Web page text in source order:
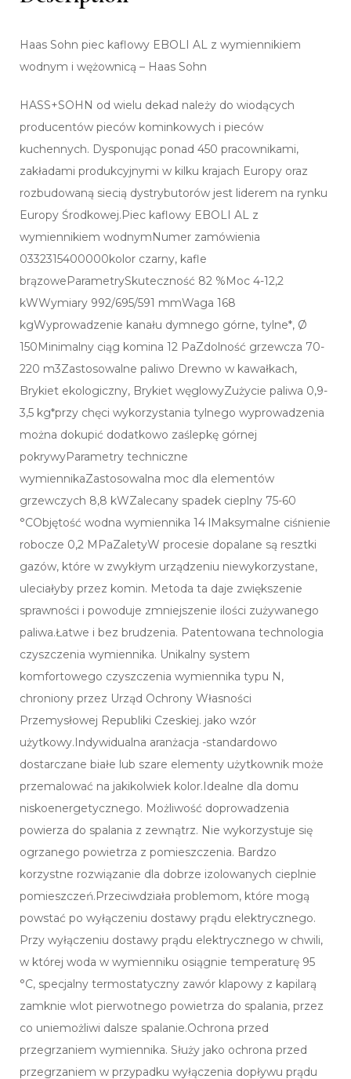
Haas Sohn piec kaflowy EBOLI AL z wymiennikiem
wodnym i wężownicą – Haas Sohn
HASS+SOHN od wielu dekad należy do wiodących
producentów pieców kominkowych i pieców
kuchennych. Dysponując ponad 450 pracownikami,
zakładami produkcyjnymi w kilku krajach Europy oraz
rozbudowaną siecią dystrybutorów jest liderem na rynku
Europy Środkowej.Piec kaflowy EBOLI AL z
wymiennikiem wodnymNumer zamówienia
0332315400000kolor czarny, kafle
brązoweParametrySkuteczność 82 %Moc 4-12,2
kWWymiary 992/695/591 mmWaga 168
kgWyprowadzenie kanału dymnego górne, tylne*, Ø
150Minimalny ciąg komina 12 PaZdolność grzewcza 70-
220 m3Zastosowalne paliwo Drewno w kawałkach,
Brykiet ekologiczny, Brykiet węglowyZużycie paliwa 0,9-
3,5 kg*przy chęci wykorzystania tylnego wyprowadzenia
można dokupić dodatkowo zaślepkę górnej
pokrywyParametry techniczne
wymiennikaZastosowalna moc dla elementów
grzewczych 8,8 kWZalecany spadek cieplny 75-60
°CObjętość wodna wymiennika 14 lMaksymalne ciśnienie
robocze 0,2 MPaZaletyW procesie dopalane są resztki
gazów, które w zwykłym urządzeniu niewykorzystane,
uleciałyby przez komin. Metoda ta daje zwiększenie
sprawności i powoduje zmniejszenie ilości zużywanego
paliwa.Łatwe i bez brudzenia. Patentowana technologia
czyszczenia wymiennika. Unikalny system
komfortowego czyszczenia wymiennika typu N,
chroniony przez Urząd Ochrony Własności
Przemysłowej Republiki Czeskiej. jako wzór
użytkowy.Indywidualna aranżacja -standardowo
dostarczane białe lub szare elementy użytkownik może
przemalować na jakikolwiek kolor.Idealne dla domu
niskoenergetycznego. Możliwość doprowadzenia
powierza do spalania z zewnątrz. Nie wykorzystuje się
ogrzanego powietrza z pomieszczenia. Bardzo
korzystne rozwiązanie dla dobrze izolowanych cieplnie
pomieszczeń.Przeciwdziała problemom, które mogą
powstać po wyłączeniu dostawy prądu elektrycznego.
Przy wyłączeniu dostawy prądu elektrycznego w chwili,
w której woda w wymienniku osiągnie temperaturę 95
°C, specjalny termostatyczny zawór klapowy z kapilarą
zamknie wlot pierwotnego powietrza do spalania, przez
co uniemożliwi dalsze spalanie.Ochrona przed
przegrzaniem wymiennika. Służy jako ochrona przed
przegrzaniem w przypadku wyłączenia dopływu prądu